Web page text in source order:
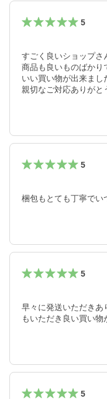
5
すごく良いショップさ
商品も良いものばかり
いい買い物が出来まし
5
梱包もとても丁寧でい
5
早々に発送いただきあ
もいただき良い買い
5